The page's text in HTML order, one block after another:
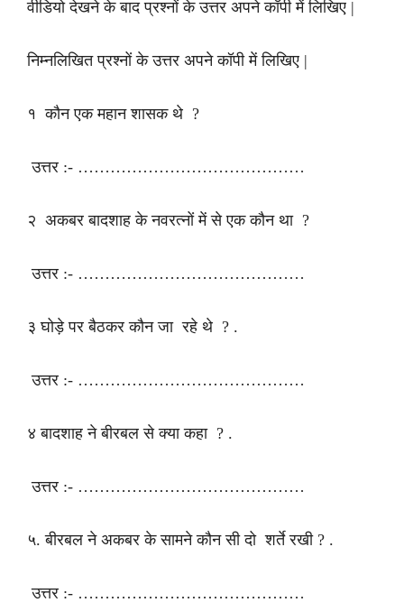
वीडियो देखने के बाद प्रश्नों के उत्तर अपने कॉपी में लिखिए |
निम्नलिखित प्रश्नों के उत्तर अपने कॉपी में लिखिए |
१ कौन एक महान शासक थे ?
उत्तर :- ……………………………………
२ अकबर बादशाह के नवरत्नों में से एक कौन था ?
उत्तर :- ……………………………………
३ घोड़े पर बैठकर कौन जा रहे थे ? .
उत्तर :- ……………………………………
४ बादशाह ने बीरबल से क्या कहा ? .
उत्तर :- ……………………………………
५. बीरबल ने अकबर के सामने कौन सी दो शर्ते रखी ? .
उत्तर :- ……………………………………